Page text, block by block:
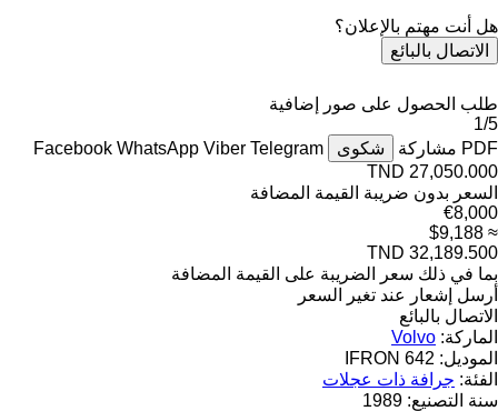
هل أنت مهتم بالإعلان؟
الاتصال بالبائع
طلب الحصول على صور إضافية
1/5
PDF مشاركة شكوى Facebook WhatsApp Viber Telegram
TND 27,050.000
السعر بدون ضريبة القيمة المضافة
€8,000
≈ $9,188
TND 32,189.500
بما في ذلك سعر الضريبة على القيمة المضافة
أرسل إشعار عند تغير السعر
الاتصال بالبائع
الماركة: Volvo
الموديل: 642 IFRON
الفئة: جرافة ذات عجلات
سنة التصنيع: 1989